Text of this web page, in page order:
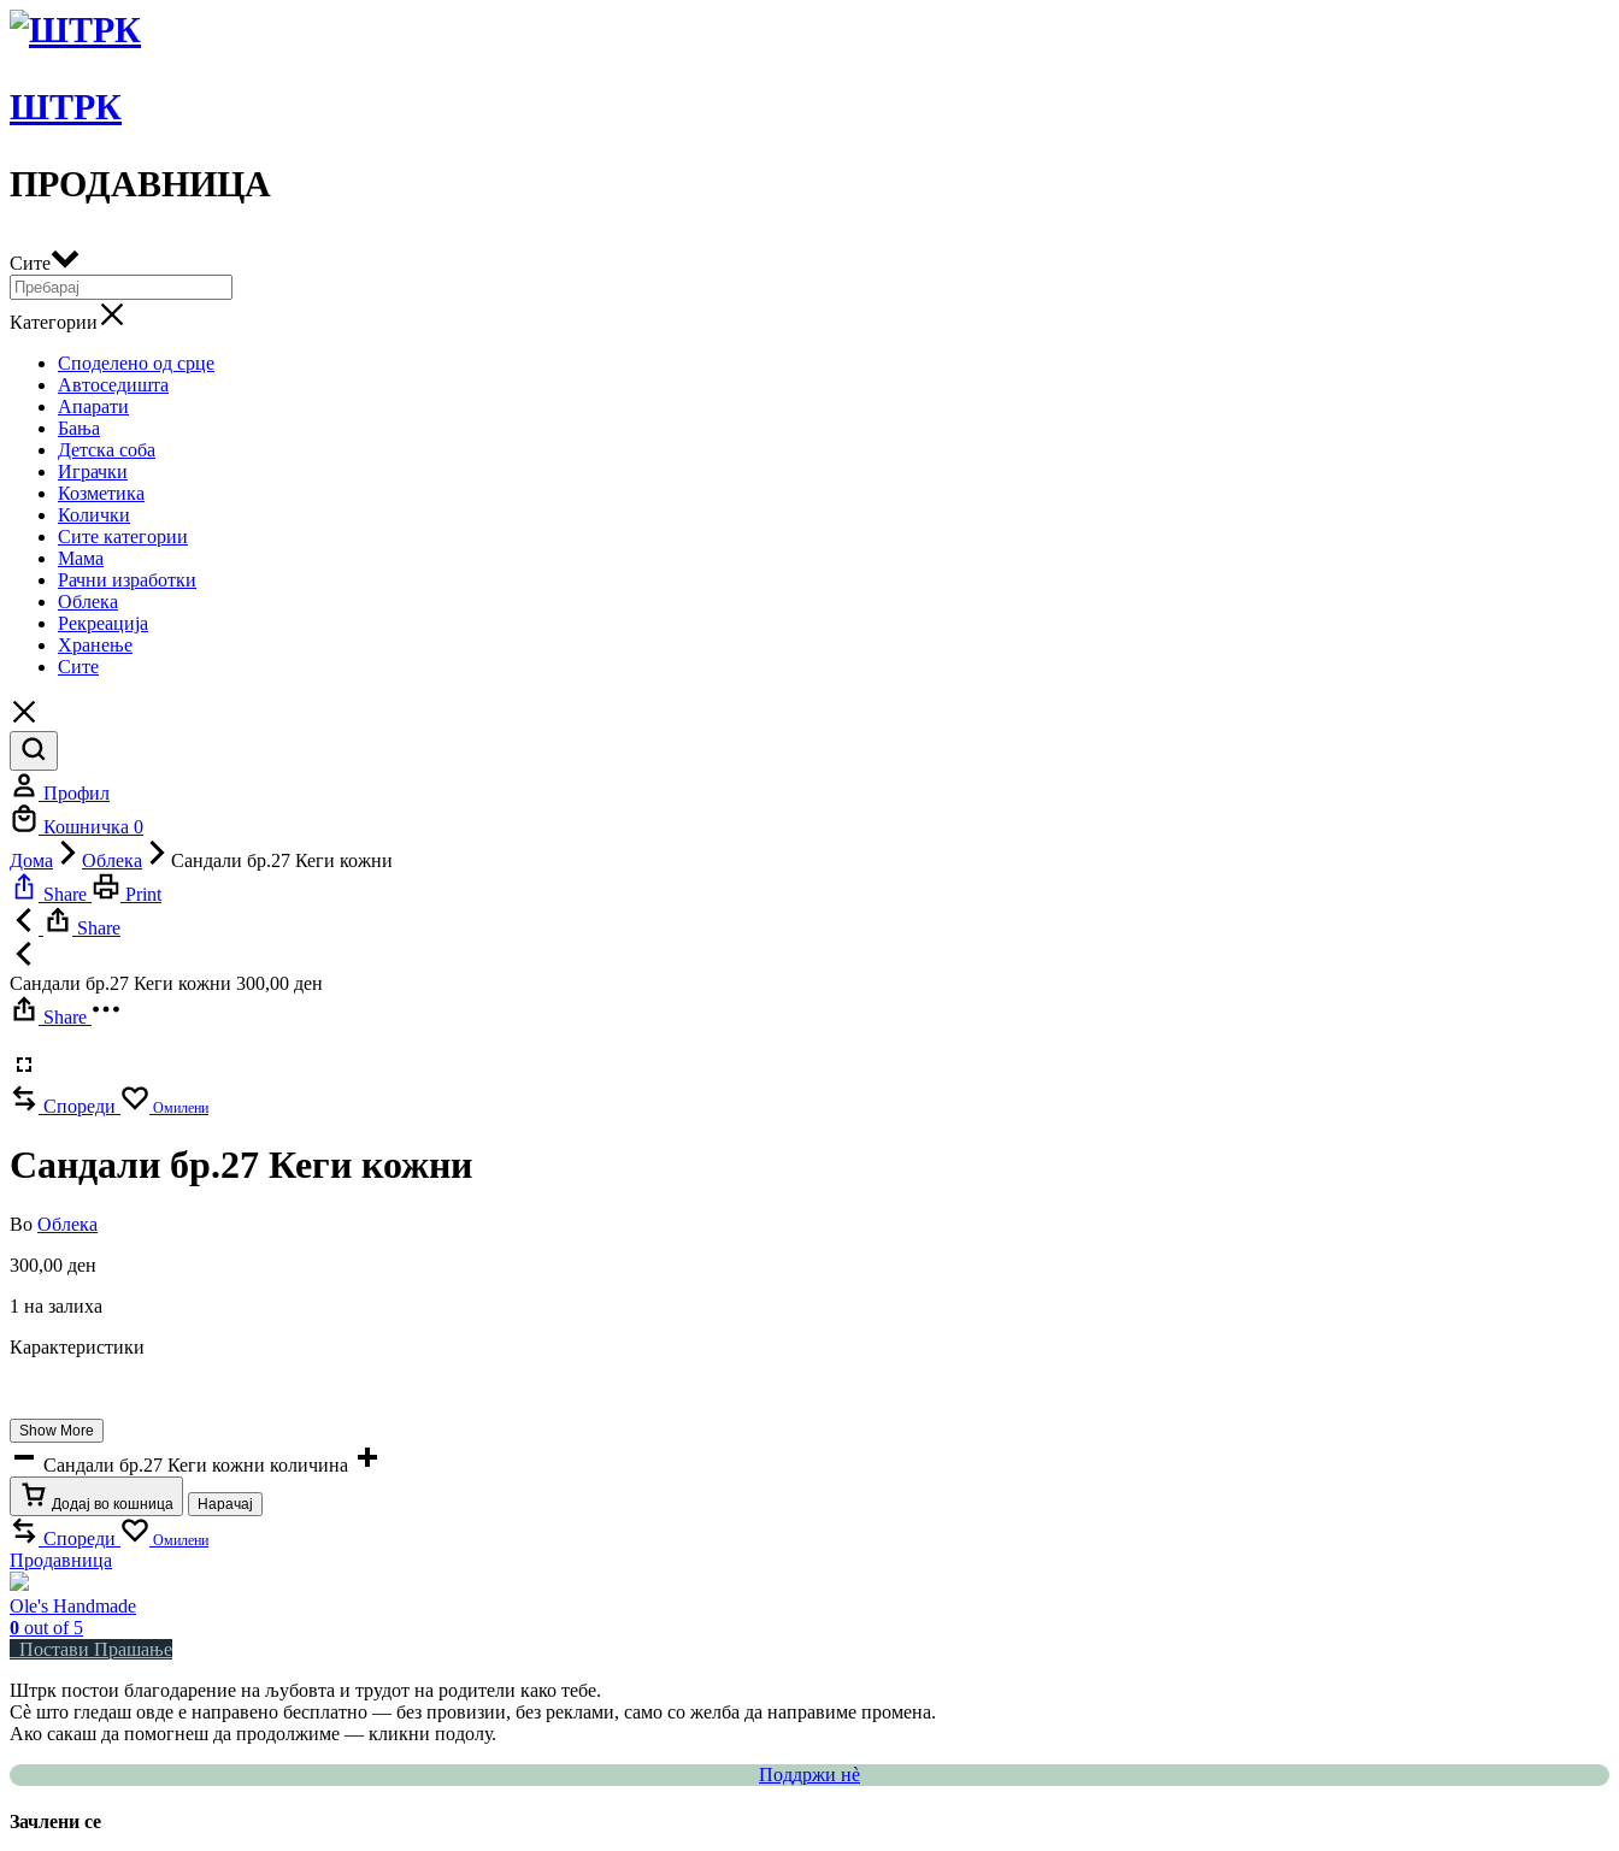
ШТРК
ПРОДАВНИЦА
Сите
Категории
Споделено од срце
Автоседишта
Апарати
Бања
Детска соба
Играчки
Козметика
Колички
Сите категории
Мама
Рачни изработки
Облека
Рекреација
Хранење
Сите
Профил
Кошничка 0
Дома
Облека
Сандали бр.27 Кеги кожни
Share
Print
Share
Сандали бр.27 Кеги кожни 300,00 ден
Share
Спореди Омилени
Сандали бр.27 Кеги кожни
Во Облека
300,00 ден
1 на залиха
Карактеристики
Show More
Сандали бр.27 Кеги кожни количина
Додај во кошница Нарачај
Спореди Омилени
Продавница
Ole's Handmade
0 out of 5
Постави Прашање
Штрк постои благодарение на љубовта и трудот на родители како тебе.
Сè што гледаш овде е направено бесплатно — без провизии, без реклами, само со желба да направиме промена.
Ако сакаш да помогнеш да продолжиме — кликни подолу.
Поддржи нѐ
Зачлени се